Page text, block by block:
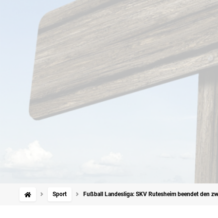
Sport Fußball Landesliga: SKV Rutesheim beendet den